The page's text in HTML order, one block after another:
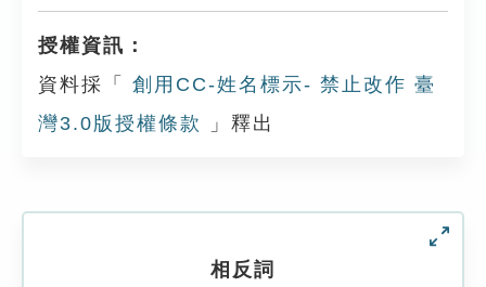
授權資訊：
資料採「
創用CC-姓名標示- 禁止改作 臺
灣3.0版授權條款
」釋出
相反詞